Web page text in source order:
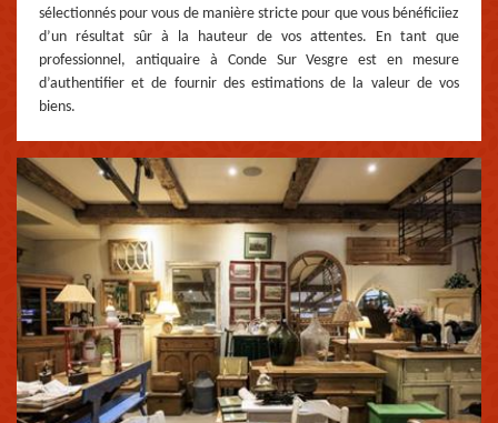
sélectionnés pour vous de manière stricte pour que vous bénéficiiez
d’un résultat sûr à la hauteur de vos attentes. En tant que
professionnel, antiquaire à Conde Sur Vesgre est en mesure
d’authentifier et de fournir des estimations de la valeur de vos
biens.